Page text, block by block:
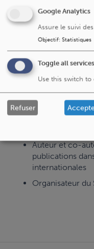
l'European
Françophone
Transplantation
Participation
tant
Expert
domaine de la
Relecteur pour
Auteur et co-
publications
internationales
Organisateur du
Google Analytics
Assure le suivi
Objectif: Statistiques
Toggle all services
Use this switch to
Refuser